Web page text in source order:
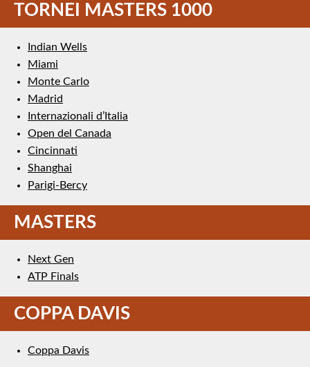
TORNEI MASTERS 1000
Indian Wells
Miami
Monte Carlo
Madrid
Internazionali d’Italia
Open del Canada
Cincinnati
Shanghai
Parigi-Bercy
MASTERS
Next Gen
ATP Finals
COPPA DAVIS
Coppa Davis